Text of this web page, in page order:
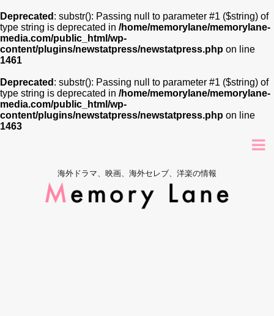
Deprecated : substr(): Passing null to parameter #1 ($string) of
type string is deprecated in /home/memorylane/memorylane-
media.com/public_html/wp-
content/plugins/newstatpress/newstatpress.php on line
1461
Deprecated : substr(): Passing null to parameter #1 ($string) of
type string is deprecated in /home/memorylane/memorylane-
media.com/public_html/wp-
content/plugins/newstatpress/newstatpress.php on line
1463
海外ドラマ、映画、海外セレブ、洋楽の情報